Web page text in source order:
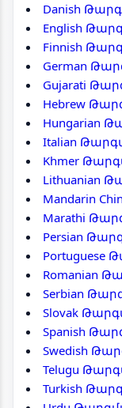
Danish
English
Finnish
German
Gujarati
Hebrew
Hungarian
Italian
Khmer
Lithuanian
Mandarin
Marathi
Persian
Portuguese
Romanian
Serbian
Slovak
Spanish
Swedish
Telugu
Turkish